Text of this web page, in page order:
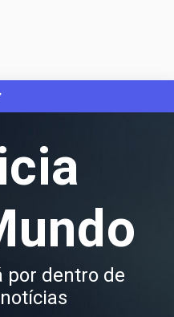
por dentro de